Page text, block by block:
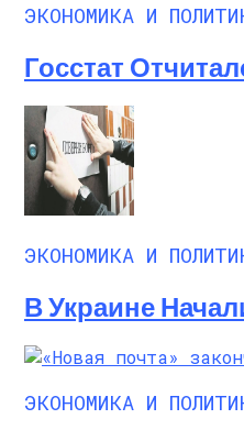
ЭКОНОМИКА И
Госстат
ЭКОНОМИКА И
В Украине
ЭКОНОМИКА И